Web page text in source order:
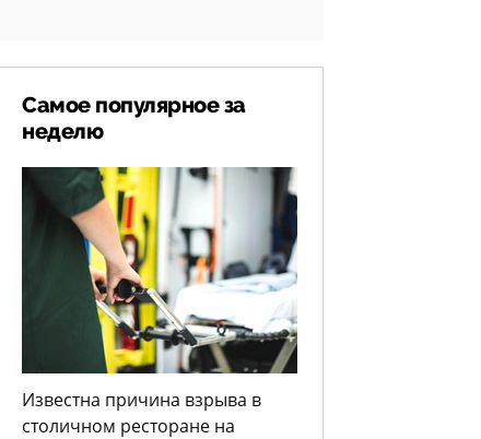
Самое популярное за
неделю
Известна причина взрыва в
столичном ресторане на